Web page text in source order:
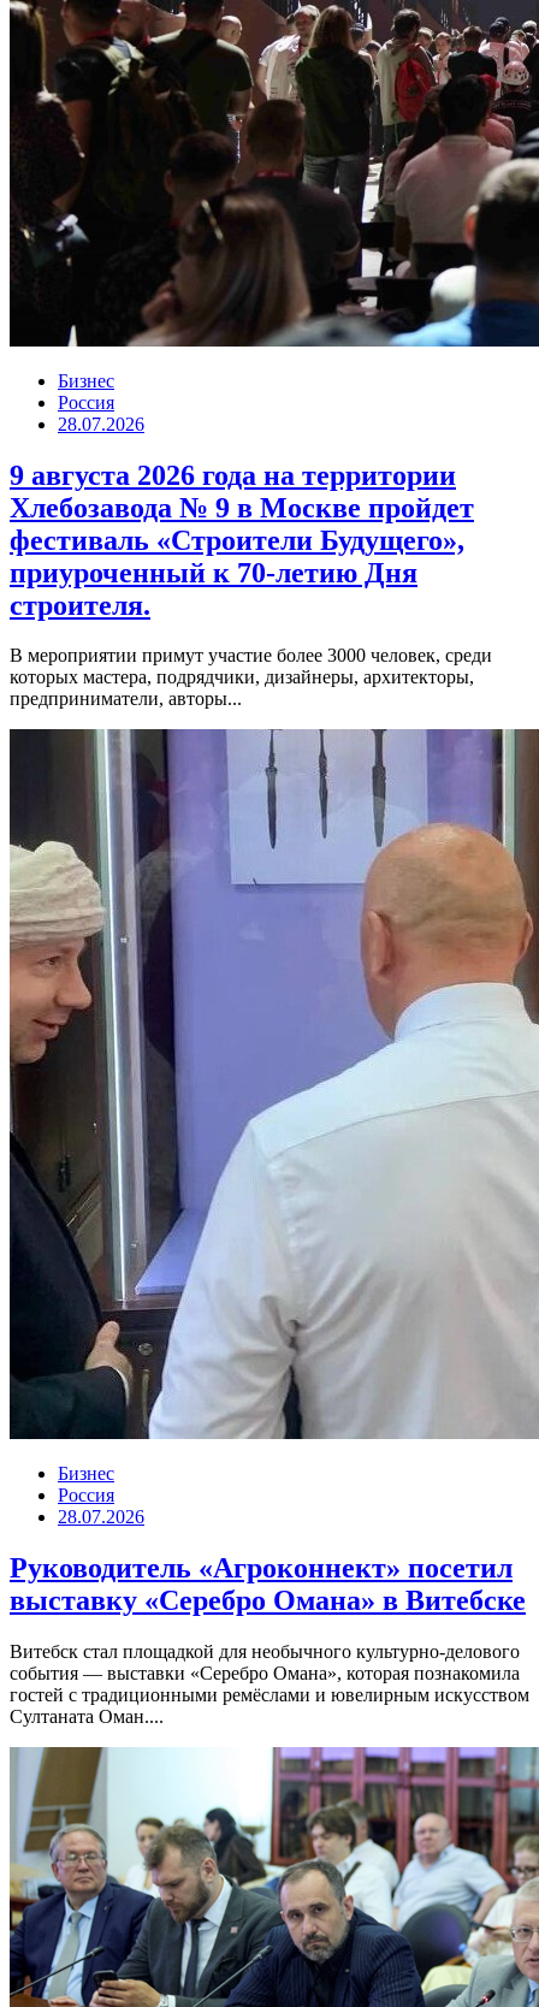
Бизнес
Россия
28.07.2026
9 августа 2026 года на территории
Хлебозавода № 9 в Москве пройдет
фестиваль «Строители Будущего»,
приуроченный к 70-летию Дня
строителя.
В мероприятии примут участие более 3000 человек, среди
которых мастера, подрядчики, дизайнеры, архитекторы,
предприниматели, авторы...
Бизнес
Россия
28.07.2026
Руководитель «Агроконнект» посетил
выставку «Серебро Омана» в Витебске
Витебск стал площадкой для необычного культурно-делового
события — выставки «Серебро Омана», которая познакомила
гостей с традиционными ремёслами и ювелирным искусством
Султаната Оман....